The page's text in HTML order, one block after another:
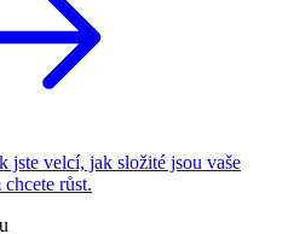
jste velcí, jak složité jsou vaše
růst.